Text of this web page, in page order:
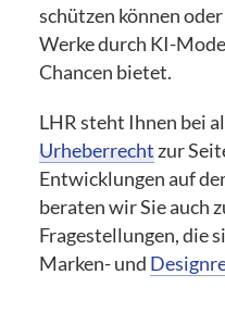
schützen können
Werke durch KI-
Chancen bietet.
LHR steht Ihnen bei
Urheberrechtzur
Entwicklungen auf
beraten wir Sie auch
Fragestellungen, die
Marken- und